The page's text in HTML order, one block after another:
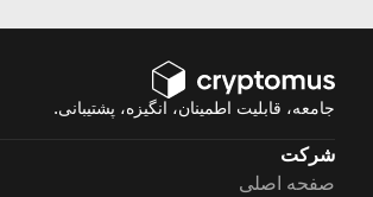
جامعه، قابلیت اطمینان، انگیزه، پشتیبانی.
شرکت
صفحه اصلی